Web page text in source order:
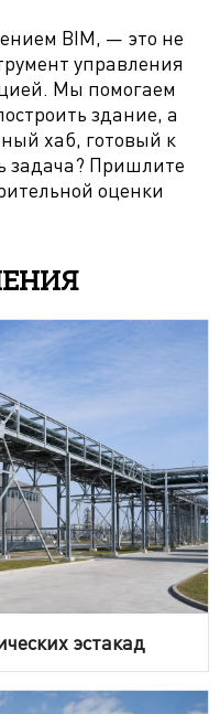
BIM, — это не
управления
Мы помогаем
здание, а
хаб, готовый к
задача? Пришлите
оценки
эстакад